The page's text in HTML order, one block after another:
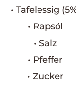
• Tafelessig
• Rapsöl
• Salz
• Pfeffer
• Zucker